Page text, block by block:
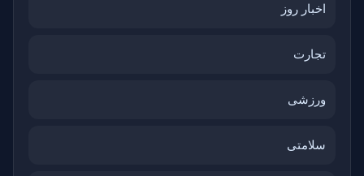
اخبار روز
تجارت
ورزشی
سلامتی